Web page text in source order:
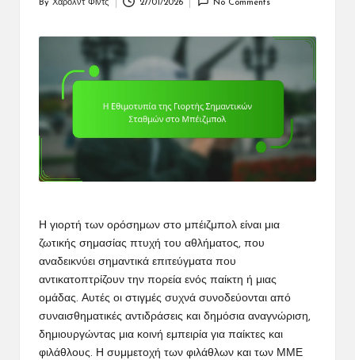
By Χάρολντ Φιντς 27/01/2026 No Comments
Η γιορτή των ορόσημων στο μπέιζμπολ είναι μια
ζωτικής σημασίας πτυχή του αθλήματος, που
αναδεικνύει σημαντικά επιτεύγματα που
αντικατοπτρίζουν την πορεία ενός παίκτη ή μιας
ομάδας. Αυτές οι στιγμές συχνά συνοδεύονται από
συναισθηματικές αντιδράσεις και δημόσια αναγνώριση,
δημιουργώντας μια κοινή εμπειρία για παίκτες και
φιλάθλους. Η συμμετοχή των φιλάθλων και των ΜΜΕ